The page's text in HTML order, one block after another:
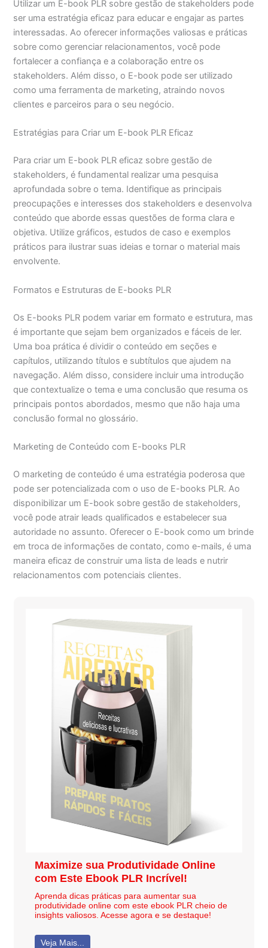
Utilizar um E-book PLR sobre gestão de stakeholders pode
ser uma estratégia eficaz para educar e engajar as partes
interessadas. Ao oferecer informações valiosas e práticas
sobre como gerenciar relacionamentos, você pode
fortalecer a confiança e a colaboração entre os
stakeholders. Além disso, o E-book pode ser utilizado
como uma ferramenta de marketing, atraindo novos
clientes e parceiros para o seu negócio.
Estratégias para Criar um E-book PLR Eficaz
Para criar um E-book PLR eficaz sobre gestão de
stakeholders, é fundamental realizar uma pesquisa
aprofundada sobre o tema. Identifique as principais
preocupações e interesses dos stakeholders e desenvolva
conteúdo que aborde essas questões de forma clara e
objetiva. Utilize gráficos, estudos de caso e exemplos
práticos para ilustrar suas ideias e tornar o material mais
envolvente.
Formatos e Estruturas de E-books PLR
Os E-books PLR podem variar em formato e estrutura, mas
é importante que sejam bem organizados e fáceis de ler.
Uma boa prática é dividir o conteúdo em seções e
capítulos, utilizando títulos e subtítulos que ajudem na
navegação. Além disso, considere incluir uma introdução
que contextualize o tema e uma conclusão que resuma os
principais pontos abordados, mesmo que não haja uma
conclusão formal no glossário.
Marketing de Conteúdo com E-books PLR
O marketing de conteúdo é uma estratégia poderosa que
pode ser potencializada com o uso de E-books PLR. Ao
disponibilizar um E-book sobre gestão de stakeholders,
você pode atrair leads qualificados e estabelecer sua
autoridade no assunto. Oferecer o E-book como um brinde
em troca de informações de contato, como e-mails, é uma
maneira eficaz de construir uma lista de leads e nutrir
relacionamentos com potenciais clientes.
Maximize sua Produtividade Online
com Este Ebook PLR Incrível!
Aprenda dicas práticas para aumentar sua
produtividade online com este ebook PLR cheio de
insights valiosos. Acesse agora e se destaque!
Veja Mais...